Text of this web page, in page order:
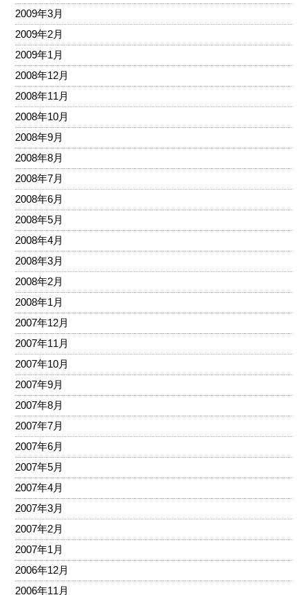
2009年3月
2009年2月
2009年1月
2008年12月
2008年11月
2008年10月
2008年9月
2008年8月
2008年7月
2008年6月
2008年5月
2008年4月
2008年3月
2008年2月
2008年1月
2007年12月
2007年11月
2007年10月
2007年9月
2007年8月
2007年7月
2007年6月
2007年5月
2007年4月
2007年3月
2007年2月
2007年1月
2006年12月
2006年11月